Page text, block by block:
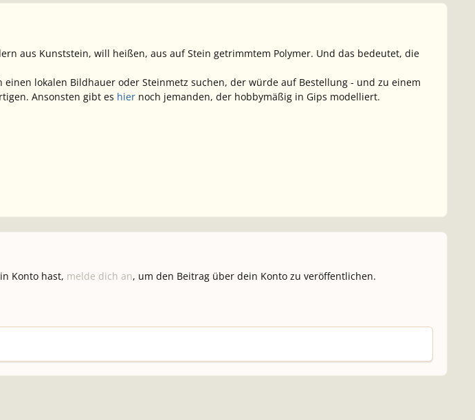
aus Kunststein, will heißen, aus auf Stein getrimmtem Polymer. Und das bedeutet, die
lokalen Bildhauer oder Steinmetz suchen, der würde auf Bestellung - und zu einem
Ansonsten gibt es hier noch jemanden, der hobbymäßig in Gips modelliert.
Konto hast, melde dich an, um den Beitrag über dein Konto zu veröffentlichen.